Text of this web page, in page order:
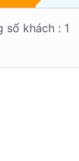
số khách : 1